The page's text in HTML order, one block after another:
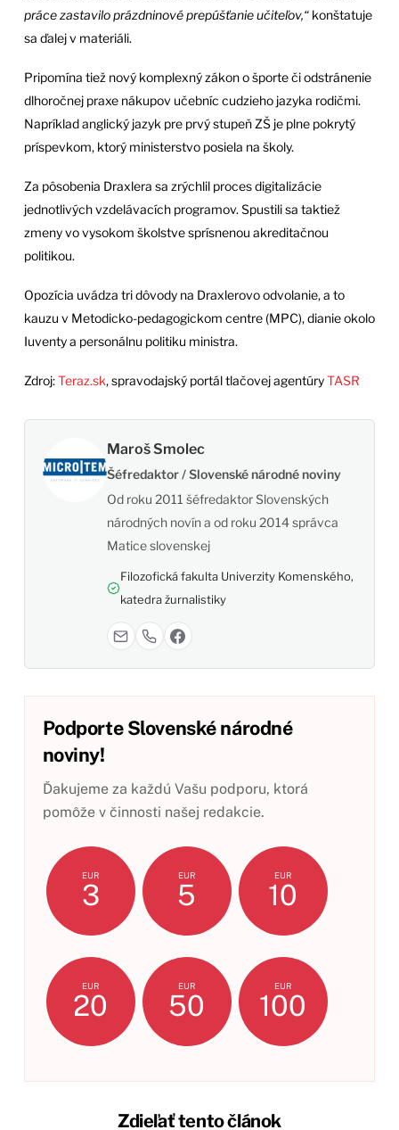
práce zastavilo prázdninové prepúšťanie učiteľov,“ konštatuje
sa ďalej v materiáli.
Pripomína tiež nový komplexný zákon o športe či odstránenie
dlhoročnej praxe nákupov učebníc cudzieho jazyka rodičmi.
Napríklad anglický jazyk pre prvý stupeň ZŠ je plne pokrytý
príspevkom, ktorý ministerstvo posiela na školy.
Za pôsobenia Draxlera sa zrýchlil proces digitalizácie
jednotlivých vzdelávacích programov. Spustili sa taktiež
zmeny vo vysokom školstve sprísnenou akreditačnou
politikou.
Opozícia uvádza tri dôvody na Draxlerovo odvolanie, a to
kauzu v Metodicko-pedagogickom centre (MPC), dianie okolo
Iuventy a personálnu politiku ministra.
Zdroj:Teraz.sk, spravodajský portál tlačovej agentúryTASR
Maroš Smolec
Šéfredaktor / Slovenské národné noviny
Od roku 2011 šéfredaktor Slovenských
národných novín a od roku 2014 správca
Matice slovenskej
Filozofická fakulta Univerzity Komenského,
katedra žurnalistiky
Podporte Slovenské národné
noviny!
Ďakujeme za každú Vašu podporu, ktorá
pomôže v činnosti našej redakcie.
EUR
3
EUR
5
EUR
10
EUR
20
EUR
50
EUR
100
Zdieľať tento článok